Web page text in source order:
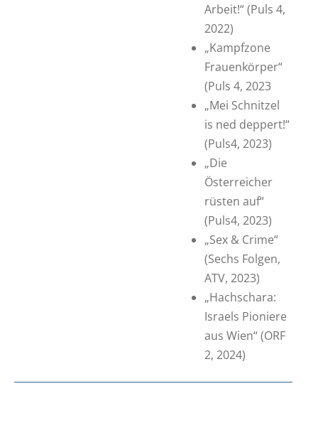
Arbeit!“ (Puls 4,
2022)
„Kampfzone
Frauenkörper“
(Puls 4, 2023
„Mei Schnitzel
is ned deppert!“
(Puls4, 2023)
„Die
Österreicher
rüsten auf“
(Puls4, 2023)
„Sex & Crime“
(Sechs Folgen,
ATV, 2023)
„Hachschara:
Israels Pioniere
aus Wien“ (ORF
2, 2024)